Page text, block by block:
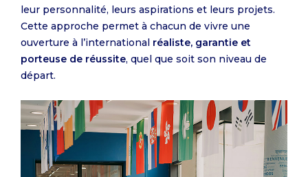
leur personnalité, leurs aspirations et leurs projets.
Cette approche permet à chacun de vivre une
ouverture à l’international réaliste, garantie et
porteuse de réussite, quel que soit son niveau de
départ.